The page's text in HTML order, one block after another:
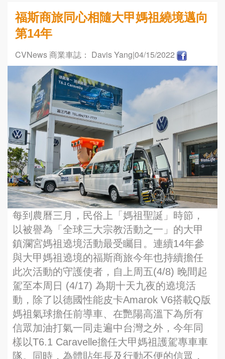
福斯商旅同心相隨大甲媽祖繞境邁向
第14年
CVNews 商業車誌： Davis Yang|04/15/2022
每到農曆三月，民俗上「媽祖聖誕」時節，
以被譽為「全球三大宗教活動之一」的大甲
鎮瀾宮媽祖遶境活動最受矚目。連續14年參
與大甲媽祖遶境的福斯商旅今年也持續擔任
此次活動的守護使者，自上周五(4/8) 晚間起
駕至本周日 (4/17) 為期十天九夜的遶境活
動，除了以德國性能皮卡Amarok V6搭載Q版
媽祖氣球擔任前導車、在艷陽高溫下為所有
信眾加油打氣一同走遍中台灣之外，今年同
樣以T6.1 Caravelle擔任大甲媽祖護駕專車車
隊。同時，為體貼年長及行動不便的信眾，